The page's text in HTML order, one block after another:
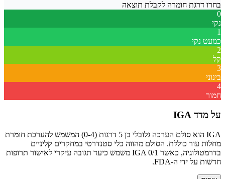
בחרו דרגת חומרה לקבלת תוצאה
0
נקי
1
כמעט נקי
2
קל
3
בינוני
4
חמור
על מדד IGA
IGA הוא סולם הערכה גלובלי בן 5 דרגות (0-4) המשמש להערכת חומרת
מחלות עור כוללת. הסולם מהווה כלי סטנדרטי במחקרים קליניים
בדרמטולוגיה, כאשר IGA 0/1 משמש כיעד תגובה עיקרי לאישור תרופות
חדשות על ידי ה-FDA.